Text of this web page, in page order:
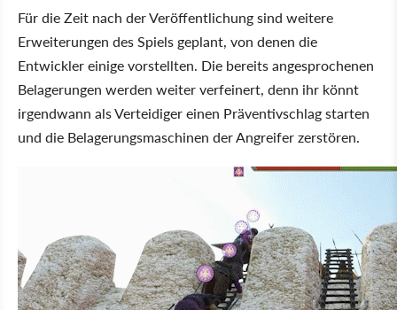
Für die Zeit nach der Veröffentlichung sind weitere
Erweiterungen des Spiels geplant, von denen die
Entwickler einige vorstellten. Die bereits angesprochenen
Belagerungen werden weiter verfeinert, denn ihr könnt
irgendwann als Verteidiger einen Präventivschlag starten
und die Belagerungsmaschinen der Angreifer zerstören.